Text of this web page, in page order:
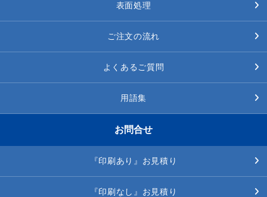
表面処理
ご注文の流れ
よくあるご質問
用語集
お問合せ
『印刷あり』お見積り
『印刷なし』お見積り